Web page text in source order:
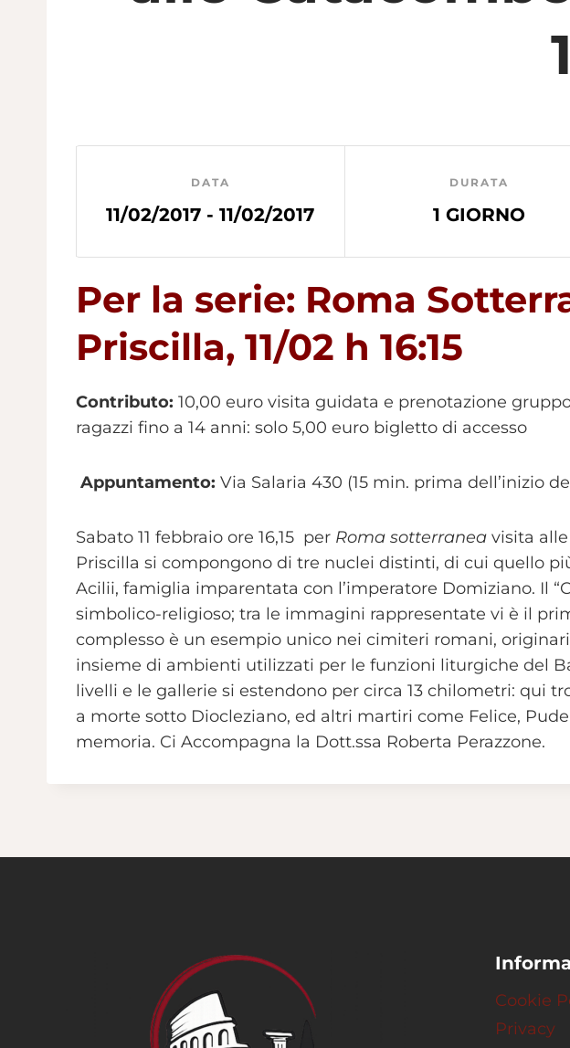
DATA
11/02/2017 - 11/02/2017
DURATA
1 GIORNO
Per la serie: Roma
Priscilla, 11/02 h 16:15
Contributo: 10,00 euro visita guidata e prenotazione
ragazzi fino a 14 anni: solo 5,00 euro bigletto di accesso
Appuntamento: Via Salaria 430 (15 min. prima dell’inizio
Sabato 11 febbraio ore 16,15 per Roma sotterranea visita
Priscilla si compongono di tre nuclei distinti, di cui quello
Acilii, famiglia imparentata con l’imperatore Domiziano. Il
simbolico-religioso; tra le immagini rappresentate vi è il
complesso è un esempio unico nei cimiteri romani,
insieme di ambienti utilizzati per le funzioni liturgiche del
livelli e le gallerie si estendono per circa 13 chilometri: qui
a morte sotto Diocleziano, ed altri martiri come Felice,
memoria. Ci Accompagna la Dott.ssa Roberta Perazzone.
Cookie
Privacy